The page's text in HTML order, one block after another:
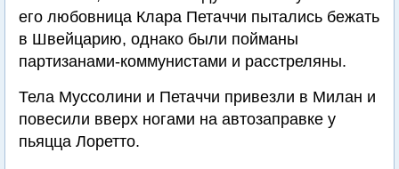
его любовница Клара Петаччи пытались бежать
в Швейцарию, однако были пойманы
партизанами-коммунистами и расстреляны.
Тела Муссолини и Петаччи привезли в Милан и
повесили вверх ногами на автозаправке у
пьяцца Лоретто.